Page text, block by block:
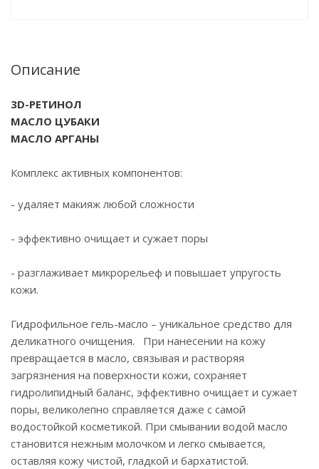
Описание
3D-РЕТИНОЛ
МАСЛО ЦУБАКИ
МАСЛО АРГАНЫ
Комплекс активных компонентов:
- удаляет макияж любой сложности
- эффективно очищает и сужает поры
- разглаживает микрорельеф и повышает упругость
кожи.
Гидрофильное гель-масло – уникальное средство для
деликатного очищения. При нанесении на кожу
превращается в масло, связывая и растворяя
загрязнения на поверхности кожи, сохраняет
гидролипидный баланс, эффективно очищает и сужает
поры, великолепно справляется даже с самой
водостойкой косметикой. При смывании водой масло
становится нежным молочком и легко смывается,
оставляя кожу чистой, гладкой и бархатистой.